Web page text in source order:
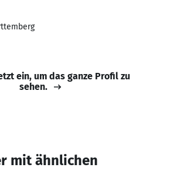
ein, um das ganze Profil zu
sehen.
mit ähnlichen